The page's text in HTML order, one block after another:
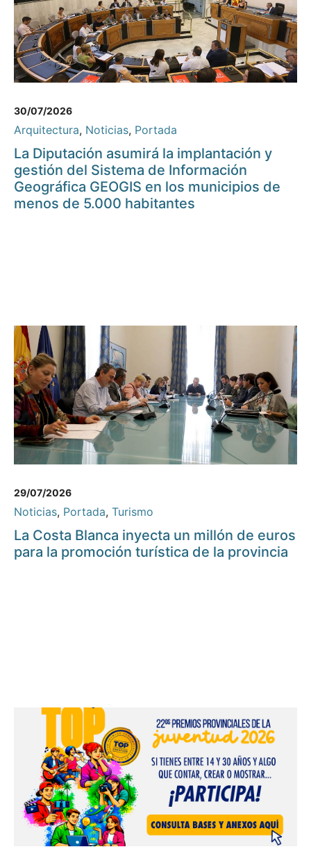
30/07/2026
Arquitectura, Noticias, Portada
La Diputación asumirá la implantación y
gestión del Sistema de Información
Geográfica GEOGIS en los municipios de
menos de 5.000 habitantes
29/07/2026
Noticias, Portada, Turismo
La Costa Blanca inyecta un millón de euros
para la promoción turística de la provincia